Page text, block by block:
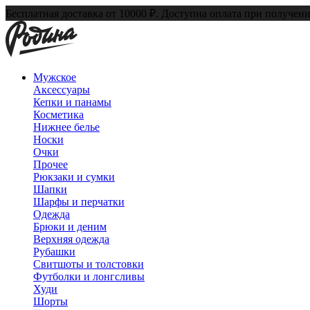
Бесплатная доставка от 10000 ₽. Доступна оплата при
Мужское
Аксессуары
Кепки и панамы
Косметика
Нижнее белье
Носки
Очки
Прочее
Рюкзаки и сумки
Шапки
Шарфы и перчатки
Одежда
Брюки и деним
Верхняя одежда
Рубашки
Свитшоты и толстовки
Футболки и лонгсливы
Худи
Шорты